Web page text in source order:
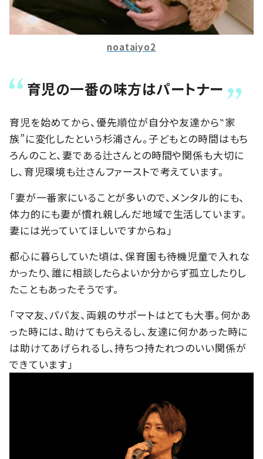
noataiyo2
育児の一番の味方はパートナー
育児を始めてから、優先順位が自分や友達から‟家
族”に変化したという杉浦さん。子どもとの時間はもち
ろんのこと、妻である辻さんとの時間や関係も大切に
し、育児環境も辻さんファーストで考えています。
「妻が一番家にいることが多いので、メンタル的にも、
体力的にも妻が慣れ親しんだ地域で生活しています。
妻には光っていてほしいですからね」
都心に暮らしていた頃は、保育園も待機児童で入れな
かったり、誰に相談したらよいか分からず孤立したりし
たこともあったそうです。
「ママ友、パパ友、両親のサポートはとても大事。何かあ
った時には、助けてもらえるし、友達に何かあった時に
は助けてあげられるし、持ちつ持たれつのいい関係が
できています」